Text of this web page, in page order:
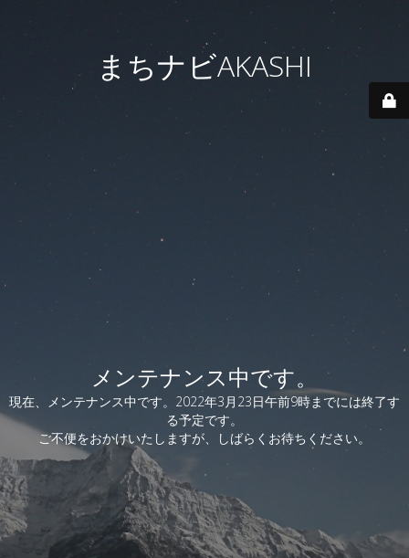
まちナビAKASHI
メンテナンス中です。
現在、メンテナンス中です。2022年3月23日午前9時までには終了す
る予定です。
ご不便をおかけいたしますが、しばらくお待ちください。